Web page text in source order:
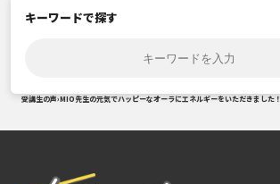
キーワードで探す
受講生の声›MIO先生の元気でハッピーなオーラにエネルギーをいただきました！